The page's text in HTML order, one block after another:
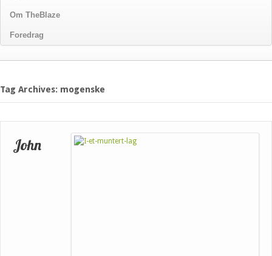
Om TheBlaze
Foredrag
Tag Archives: mogenske
John